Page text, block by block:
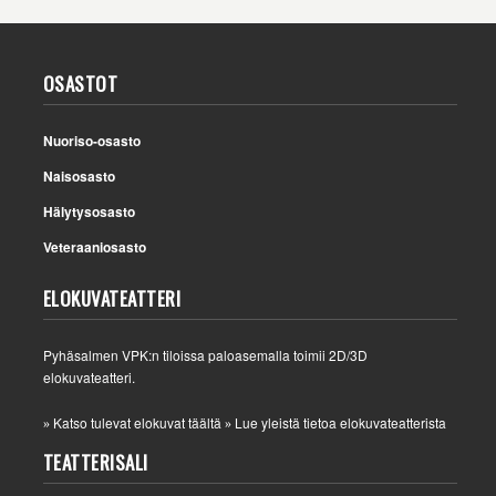
OSASTOT
Nuoriso-osasto
Naisosasto
Hälytysosasto
Veteraaniosasto
ELOKUVATEATTERI
Pyhäsalmen VPK:n tiloissa paloasemalla toimii 2D/3D
elokuvateatteri.
» Katso tulevat elokuvat täältä » Lue yleistä tietoa elokuvateatterista
TEATTERISALI